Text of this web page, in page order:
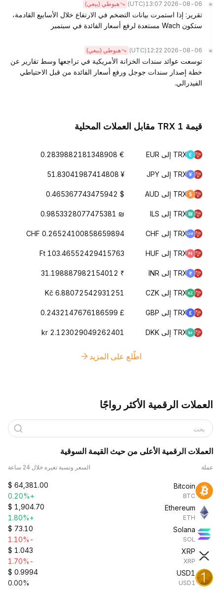
2026-08-06 13:07
(UTC) هبوطي (بيعي)
تقرير: إذا استمرت بيانات التضخم في الارتفاع خلال الأسابيع القادمة،
ستكون Wach مستعدة لرفع أسعار الفائدة في سبتمبر
2026-08-06 12:22
(UTC) هبوطي (بيعي)
توسعت عوائد سندات الخزانة الأمريكية في تراجعها وسط تقارير عن
خطة إصدار سندات جوجل ورفع أسعار الفائدة من قبل الاحتياطي
الفيدرالي.
قيمة 1 TRX مقابل العملات المحلية
TRX إلى EUR € 0.2839882181348908
TRX إلى JPY ¥ 51.83041987414808
TRX إلى AUD $ 0.465367743475942
TRX إلى ILS ₪ 0.9853328077475381
TRX إلى CHF CHF 0.26524100858659894
TRX إلى HUF Ft 103.46552429415763
TRX إلى INR ₹ 31.198887982154012
TRX إلى CZK Kč 6.88072542931251
TRX إلى GBP £ 0.2432147676186599
TRX إلى DKK kr 2.123029049262401
اطّلع على المزيد
العملات الرقمية الأكثر رواجًا
بحث
العملات الرقمية الأعلى من حيث القيمة السوقية
عملة السعر ونسبة تغيره خلال 24 ساعة
Bitcoin
BTC
$ 64,381.00
+0.20%
Ethereum
ETH
$ 1,904.70
+1.80%
Solana
SOL
$ 73.10
-1.10%
XRP
XRP
$ 1.043
-1.70%
USD1
USD1
$ 0.9994
0.00%